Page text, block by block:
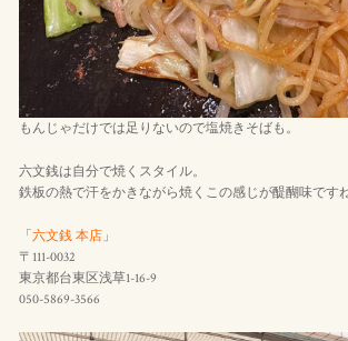
もんじゃだけでは足りないので塩焼きそばも。
六文銭は自分で焼くスタイル。
鉄板の熱で汗をかきながら焼くこの感じが醍醐味ですね
「六文銭 本店」
〒111-0032
東京都台東区浅草1-16-9
050-5869-3566